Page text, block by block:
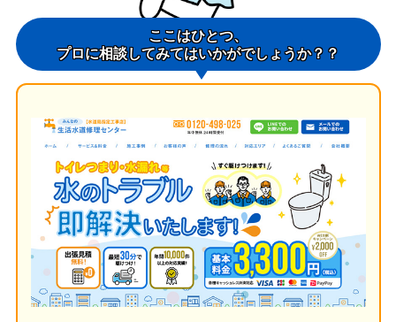
ここはひとつ、
プロに相談してみてはいかがでしょうか？？